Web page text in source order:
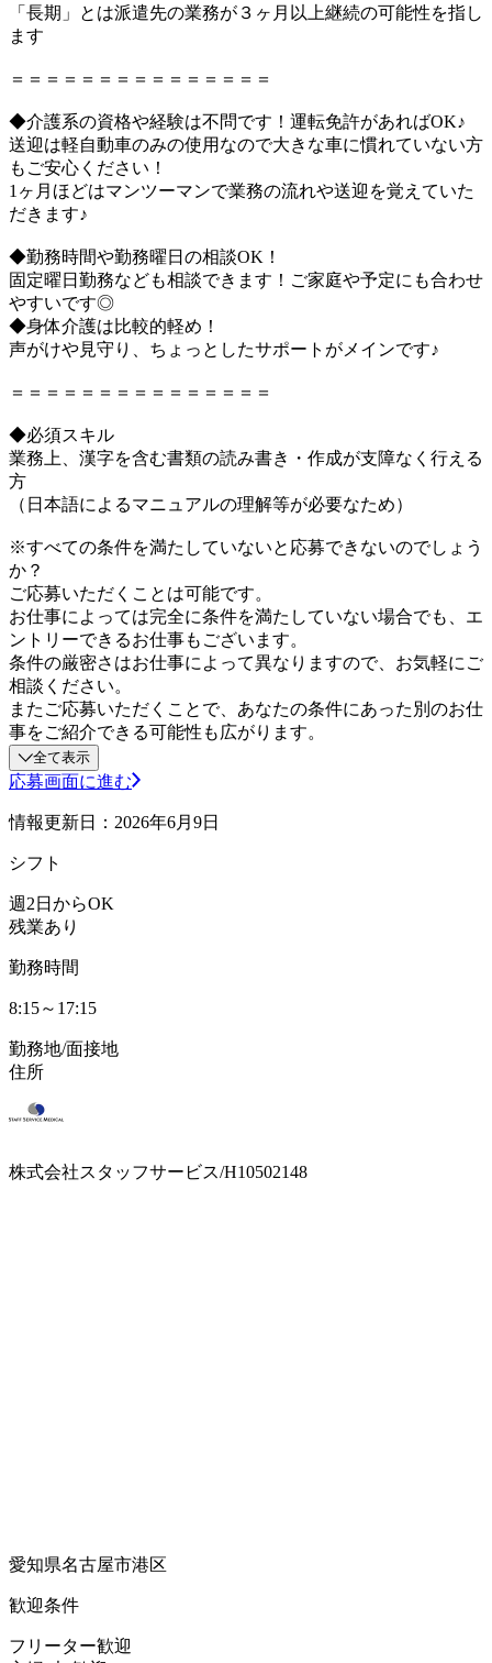
「長期」とは派遣先の業務が３ヶ月以上継続の可能性を指し
ます
＝＝＝＝＝＝＝＝＝＝＝＝＝＝＝
◆介護系の資格や経験は不問です！運転免許があればOK♪
送迎は軽自動車のみの使用なので大きな車に慣れていない方
もご安心ください！
1ヶ月ほどはマンツーマンで業務の流れや送迎を覚えていた
だきます♪
◆勤務時間や勤務曜日の相談OK！
固定曜日勤務なども相談できます！ご家庭や予定にも合わせ
やすいです◎
◆身体介護は比較的軽め！
声がけや見守り、ちょっとしたサポートがメインです♪
＝＝＝＝＝＝＝＝＝＝＝＝＝＝＝
◆必須スキル
業務上、漢字を含む書類の読み書き・作成が支障なく行える
方
（日本語によるマニュアルの理解等が必要なため）
※すべての条件を満たしていないと応募できないのでしょう
か？
ご応募いただくことは可能です。
お仕事によっては完全に条件を満たしていない場合でも、エ
ントリーできるお仕事もございます。
条件の厳密さはお仕事によって異なりますので、お気軽にご
相談ください。
またご応募いただくことで、あなたの条件にあった別のお仕
事をご紹介できる可能性も広がります。
全て表示
応募画面に進む
情報更新日：2026年6月9日
シフト
週2日からOK
残業あり
勤務時間
8:15～17:15
勤務地/面接地
住所
株式会社スタッフサービス/H10502148
愛知県名古屋市港区
歓迎条件
フリーター歓迎